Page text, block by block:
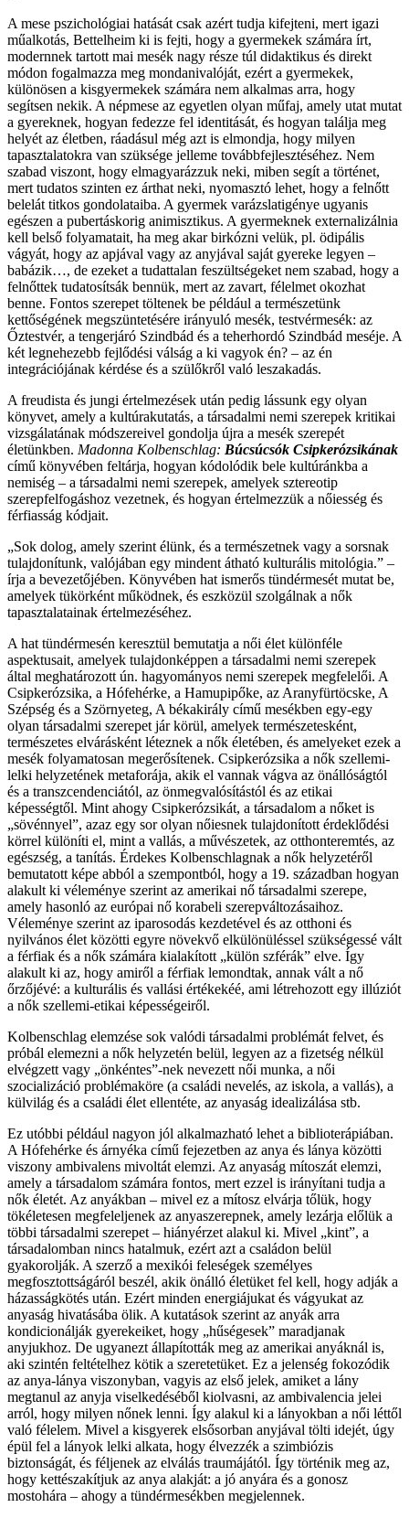
A mese pszichológiai hatását csak azért tudja kifejteni, mert igazi
műalkotás, Bettelheim ki is fejti, hogy a gyermekek számára írt,
modernnek tartott mai mesék nagy része túl didaktikus és direkt
módon fogalmazza meg mondanivalóját, ezért a gyermekek,
különösen a kisgyermekek számára nem alkalmas arra, hogy
segítsen nekik. A népmese az egyetlen olyan műfaj, amely utat mutat
a gyereknek, hogyan fedezze fel identitását, és hogyan találja meg
helyét az életben, ráadásul még azt is elmondja, hogy milyen
tapasztalatokra van szüksége jelleme továbbfejlesztéséhez. Nem
szabad viszont, hogy elmagyarázzuk neki, miben segít a történet,
mert tudatos szinten ez árthat neki, nyomasztó lehet, hogy a felnőtt
belelát titkos gondolataiba. A gyermek varázslatigénye ugyanis
egészen a pubertáskorig animisztikus. A gyermeknek externalizálnia
kell belső folyamatait, ha meg akar birkózni velük, pl. ödipális
vágyát, hogy az apjával vagy az anyjával saját gyereke legyen –
babázik…, de ezeket a tudattalan feszültségeket nem szabad, hogy a
felnőttek tudatosítsák bennük, mert az zavart, félelmet okozhat
benne. Fontos szerepet töltenek be például a természetünk
kettőségének megszüntetésére irányuló mesék, testvérmesék: az
Őztestvér, a tengerjáró Szindbád és a teherhordó Szindbád meséje. A
két legnehezebb fejlődési válság a ki vagyok én? – az én
integrációjának kérdése és a szülőkről való leszakadás.
A freudista és jungi értelmezések után pedig lássunk egy olyan
könyvet, amely a kultúrakutatás, a társadalmi nemi szerepek kritikai
vizsgálatának módszereivel gondolja újra a mesék szerepét
életünkben. Madonna Kolbenschlag: Búcsúcsók Csipkerózsikának
című könyvében feltárja, hogyan kódolódik bele kultúránkba a
nemiség – a társadalmi nemi szerepek, amelyek sztereotip
szerepfelfogáshoz vezetnek, és hogyan értelmezzük a nőiesség és
férfiasság kódjait.
„Sok dolog, amely szerint élünk, és a természetnek vagy a sorsnak
tulajdonítunk, valójában egy mindent átható kulturális mitológia.” –
írja a bevezetőjében. Könyvében hat ismerős tündérmesét mutat be,
amelyek tükörként működnek, és eszközül szolgálnak a nők
tapasztalatainak értelmezéséhez.
A hat tündérmesén keresztül bemutatja a női élet különféle
aspektusait, amelyek tulajdonképpen a társadalmi nemi szerepek
által meghatározott ún. hagyományos nemi szerepek megfelelői. A
Csipkerózsika, a Hófehérke, a Hamupipőke, az Aranyfürtöcske, A
Szépség és a Szörnyeteg, A békakirály című mesékben egy-egy
olyan társadalmi szerepet jár körül, amelyek természetesként,
természetes elvárásként léteznek a nők életében, és amelyeket ezek a
mesék folyamatosan megerősítenek. Csipkerózsika a nők szellemi-
lelki helyzetének metaforája, akik el vannak vágva az önállóságtól
és a transzcendenciától, az önmegvalósítástól és az etikai
képességtől. Mint ahogy Csipkerózsikát, a társadalom a nőket is
„sövénnyel”, azaz egy sor olyan nőiesnek tulajdonított érdeklődési
körrel különíti el, mint a vallás, a művészetek, az otthonteremtés, az
egészség, a tanítás. Érdekes Kolbenschlagnak a nők helyzetéről
bemutatott képe abból a szempontból, hogy a 19. században hogyan
alakult ki véleménye szerint az amerikai nő társadalmi szerepe,
amely hasonló az európai nő korabeli szerepváltozásaihoz.
Véleménye szerint az iparosodás kezdetével és az otthoni és
nyilvános élet közötti egyre növekvő elkülönüléssel szükségessé vált
a férfiak és a nők számára kialakított „külön szférák” elve. Így
alakult ki az, hogy amiről a férfiak lemondtak, annak vált a nő
őrzőjévé: a kulturális és vallási értékekéé, ami létrehozott egy illúziót
a nők szellemi-etikai képességeiről.
Kolbenschlag elemzése sok valódi társadalmi problémát felvet, és
próbál elemezni a nők helyzetén belül, legyen az a fizetség nélkül
elvégzett vagy „önkéntes”-nek nevezett női munka, a női
szocializáció problémaköre (a családi nevelés, az iskola, a vallás), a
külvilág és a családi élet ellentéte, az anyaság idealizálása stb.
Ez utóbbi például nagyon jól alkalmazható lehet a biblioterápiában.
A Hófehérke és árnyéka című fejezetben az anya és lánya közötti
viszony ambivalens mivoltát elemzi. Az anyaság mítoszát elemzi,
amely a társadalom számára fontos, mert ezzel is irányítani tudja a
nők életét. Az anyákban – mivel ez a mítosz elvárja tőlük, hogy
tökéletesen megfeleljenek az anyaszerepnek, amely lezárja előlük a
többi társadalmi szerepet – hiányérzet alakul ki. Mivel „kint”, a
társadalomban nincs hatalmuk, ezért azt a családon belül
gyakorolják. A szerző a mexikói feleségek személyes
megfosztottságáról beszél, akik önálló életüket fel kell, hogy adják a
házasságkötés után. Ezért minden energiájukat és vágyukat az
anyaság hivatásába ölik. A kutatások szerint az anyák arra
kondicionálják gyerekeiket, hogy „hűségesek” maradjanak
anyjukhoz. De ugyanezt állapították meg az amerikai anyáknál is,
aki szintén feltételhez kötik a szeretetüket. Ez a jelenség fokozódik
az anya-lánya viszonyban, vagyis az első jelek, amiket a lány
megtanul az anyja viselkedéséből kiolvasni, az ambivalencia jelei
arról, hogy milyen nőnek lenni. Így alakul ki a lányokban a női léttől
való félelem. Mivel a kisgyerek elsősorban anyjával tölti idejét, úgy
épül fel a lányok lelki alkata, hogy élvezzék a szimbiózis
biztonságát, és féljenek az elválás traumájától. Így történik meg az,
hogy kettészakítjuk az anya alakját: a jó anyára és a gonosz
mostohára – ahogy a tündérmesékben megjelennek.